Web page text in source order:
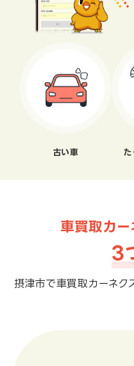
古い車 た
車買取カー
3
摂津市で車買取カーネク